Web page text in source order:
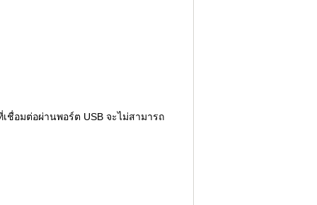
ชื่อมต่อผ่านพอร์ต USB จะไม่สามารถ